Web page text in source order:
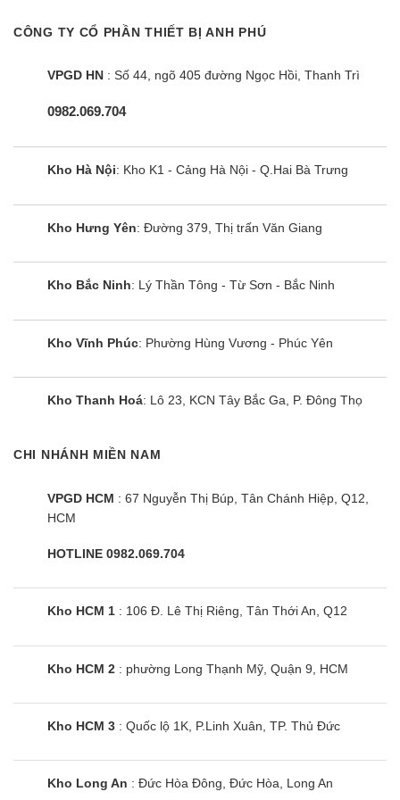
đâu. Bạn có thể bật/tắt, điều chỉnh nhiệt độ theo ý
soát được lượng điện năng mà điều hòa đã tiêu
đình.
Tự động làm sạch sau mỗi lần sử dụng
Tính năng tự động làm sạch là tính năng độc lập
có sẵn trên máy lạnh LG. Tính năng này giúp máy
có thể tự động vệ sinh sau mỗi lần hoạt động bằng
người dùng tắt máy, ngăn ngừa môi trường sinh
sôi mầm bệnh.
Cùng Chủ Đề:
CÔNG TY CỔ PHẦN THIẾT BỊ ANH PHÚ
VPGD HN : Số 44, ngõ 405 đường Ngọc Hồi, Thanh Trì
0982.069.704
Kho Hà Nội: Kho K1 - Cảng Hà Nội - Q.Hai Bà Trưng
Kho Hưng Yên: Đường 379, Thị trấn Văn Giang
Kho Bắc Ninh: Lý Thần Tông - Từ Sơn - Bắc Ninh
Kho Vĩnh Phúc: Phường Hùng Vương - Phúc Yên
Kho Thanh Hoá: Lô 23, KCN Tây Bắc Ga, P. Đông Thọ
CHI NHÁNH MIỀN NAM
VPGD HCM : 67 Nguyễn Thị Búp, Tân Chánh Hiệp, Q12,
HCM
HOTLINE 0982.069.704
Kho HCM 1 : 106 Đ. Lê Thị Riêng, Tân Thới An, Q12
Kho HCM 2 : phường Long Thạnh Mỹ, Quận 9, HCM
Kho HCM 3 : Quốc lộ 1K, P.Linh Xuân, TP. Thủ Đức
Kho Long An : Đức Hòa Đông, Đức Hòa, Long An